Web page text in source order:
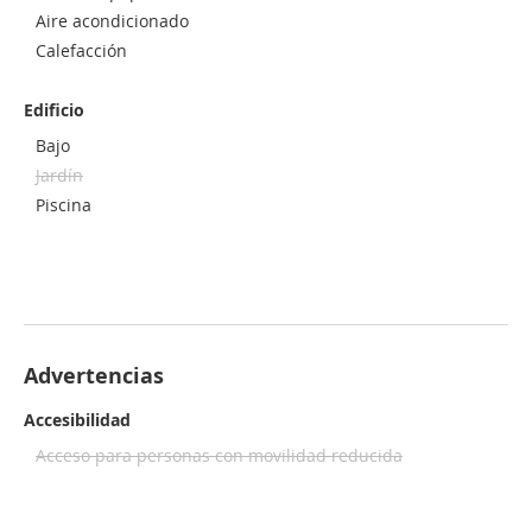
Aire acondicionado
Calefacción
Edificio
Bajo
Jardín
Piscina
Advertencias
Accesibilidad
Acceso para personas con movilidad reducida